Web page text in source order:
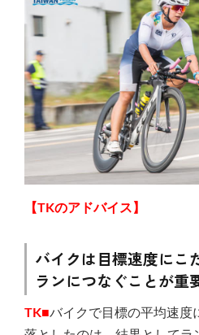
【TKのアドバイス】
バイクは目標速度にこ
ランにつなぐことが重
TK■バイクで目標の平均速度